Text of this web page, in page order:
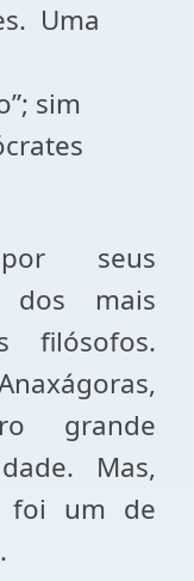
Uma
sim
seus
dos mais
filósofos.
grande
Mas,
foi um de